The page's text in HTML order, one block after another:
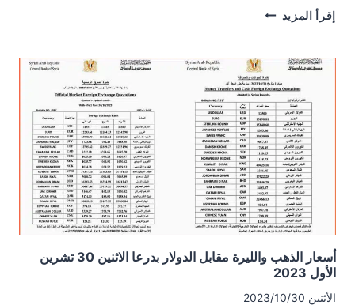
إقرأ المزيد أسعار
مقابل
الدولار
بدرعا
الأحد
5
تشرين
الثاني
2023
أسعار الذهب والليرة مقابل الدولار بدرعا الاثنين 30 تشرين
الأول 2023
الأثنين 2023/10/30